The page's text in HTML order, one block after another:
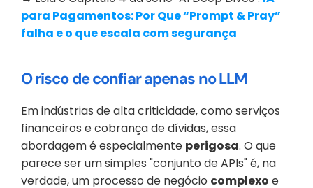
para Pagamentos: Por Que “Prompt & Pray”
falha e o que escala com segurança
O risco de confiar apenas no LLM
Em indústrias de alta criticidade, como serviços
financeiros e cobrança de dívidas, essa
abordagem é especialmente perigosa. O que
parece ser um simples "conjunto de APIs" é, na
verdade, um processo de negócio complexo e